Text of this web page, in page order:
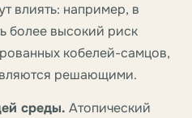
влиять: например, в
более высокий риск
кобелей-самцов,
решающими.
среды. Атопический